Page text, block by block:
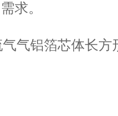
求。